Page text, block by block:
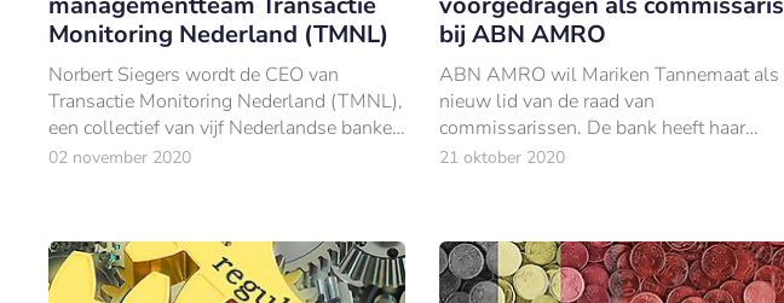
Monitoring Nederland (TMNL)
Norbert Siegers wordt de CEO van
Transactie Monitoring Nederland (TMNL),
een collectief van vijf Nederlandse banken
in de strijd tegen witwassen.
02 november 2020
bij ABN AMRO
ABN AMRO wil Mariken Tannemaat als
nieuw lid van de raad van
commissarissen. De bank heeft haar
inmiddels formeel voorgedragen.
21 oktober 2020